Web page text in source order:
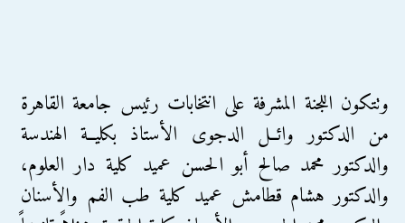
وتتكون اللجنة المشرفة على انتخابات رئيس جامعة القاهرة
من الدكتور وائــل الدجوى الأستاذ بكليــة الهندسة
والدكتور محمد صالح أبو الحسن عميد كلية دار العلوم،
والدكتور هشام قطامش عميد كلية طب الفم والأسنان